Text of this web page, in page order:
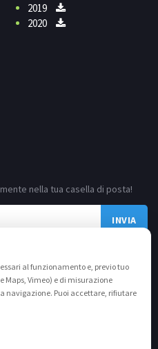
al funzionamento e, previo tuo
Maps, Vimeo) e di misurazione
navigazione. Puoi accettare, rifiutare
2019
2020
nella tua casella di posta!